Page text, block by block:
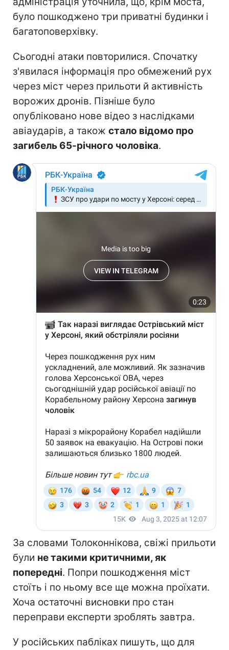
було пошкоджено три приватні будинки і
багатоповерхівку.
Сьогодні атаки повторилися. Спочатку
з'явилася інформація про обмежений рух
через міст через прильоти й активність
ворожих дронів. Пізніше було
опубліковано нове відео з наслідками
авіаударів, а також стало відомо про
загибель 65-річного чоловіка.
За словами Толоконнікова, свіжі прильоти
були не такими критичними, як
попередні. Попри пошкодження міст
стоїть і по ньому все ще можна проїхати.
Хоча остаточні висновки про стан
переправи експерти зроблять завтра.
У російських пабліках пишуть, що для